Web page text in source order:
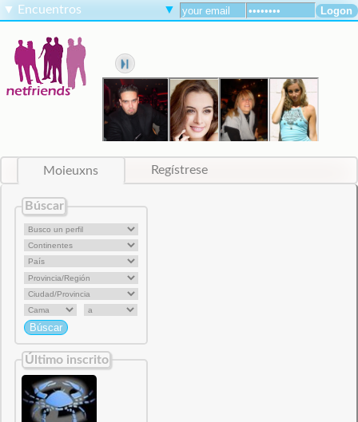
▼ Encuentros ▼
Moieuxns Regístrese
Búscar
Último inscrito